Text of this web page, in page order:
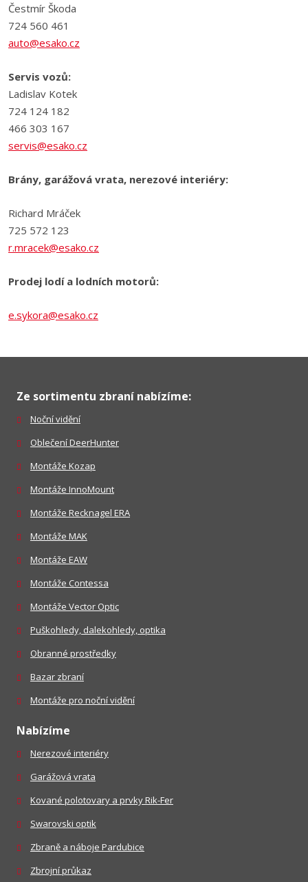
Čestmír Škoda
724 560 461
auto@esako.cz
Servis vozů:
Ladislav Kotek
724 124 182
466 303 167
servis@esako.cz
Brány, garážová vrata, nerezové interiéry:
Richard Mráček
725 572 123
r.mracek@esako.cz
Prodej lodí a lodních motorů:
e.sykora@esako.cz
Ze sortimentu zbraní nabízíme:
Noční vidění
Oblečení DeerHunter
Montáže Kozap
Montáže InnoMount
Montáže Recknagel ERA
Montáže MAK
Montáže EAW
Montáže Contessa
Montáže Vector Optic
Puškohledy, dalekohledy, optika
Obranné prostředky
Bazar zbraní
Montáže pro noční vidění
Nabízíme
Nerezové interiéry
Garážová vrata
Kované polotovary a prvky Rik-Fer
Swarovski optik
Zbraně a náboje Pardubice
Zbrojní průkaz